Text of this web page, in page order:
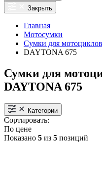
Закрыть
Главная
Мотосумки
Сумки для
DAYTONA 675
Сумки для
DAYTONA 675
Категории
Сортировать:
По цене
Показано 5 из 5 позиций